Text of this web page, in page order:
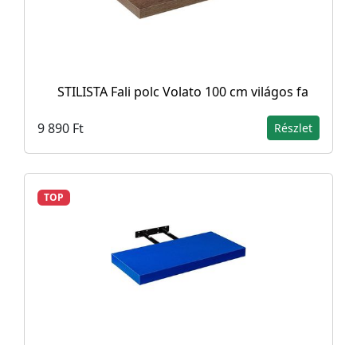
STILISTA Fali polc Volato 100 cm világos fa
9 890 Ft Részlet
TOP